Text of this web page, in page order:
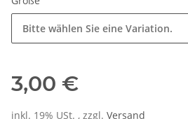
Bitte wählen Sie eine Variation.
3,00 €
inkl. 19% USt. , zzgl. Versand